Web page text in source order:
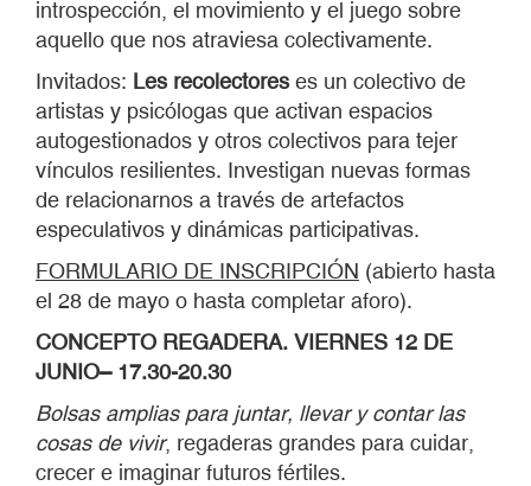
introspección, el movimiento y el juego sobre
aquello que nos atraviesa colectivamente.
Invitados: Les recolectores es un colectivo de
artistas y psicólogas que activan espacios
autogestionados y otros colectivos para tejer
vínculos resilientes. Investigan nuevas formas
de relacionarnos a través de artefactos
especulativos y dinámicas participativas.
FORMULARIO DE INSCRIPCIÓN (abierto hasta
el 28 de mayo o hasta completar aforo).
CONCEPTO REGADERA. VIERNES 12 DE
JUNIO– 17.30-20.30
Bolsas amplias para juntar, llevar y contar las
cosas de vivir, regaderas grandes para cuidar,
crecer e imaginar futuros fértiles.